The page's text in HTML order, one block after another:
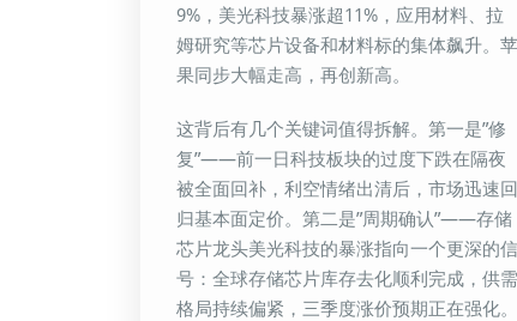
9%，美光科技暴涨超11%，应用材料、拉
姆研究等芯片设备和材料标的集体飙升。苹
果同步大幅走高，再创新高。
这背后有几个关键词值得拆解。第一是”修
复”——前一日科技板块的过度下跌在隔夜
被全面回补，利空情绪出清后，市场迅速回
归基本面定价。第二是”周期确认”——存储
芯片龙头美光科技的暴涨指向一个更深的信
号：全球存储芯片库存去化顺利完成，供需
格局持续偏紧，三季度涨价预期正在强化。